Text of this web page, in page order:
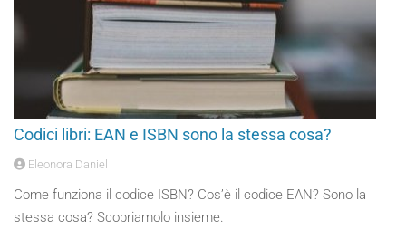
Codici libri: EAN e ISBN sono la stessa cosa?
Eleonora Daniel
Come funziona il codice ISBN? Cos’è il codice EAN? Sono la
stessa cosa? Scopriamolo insieme.